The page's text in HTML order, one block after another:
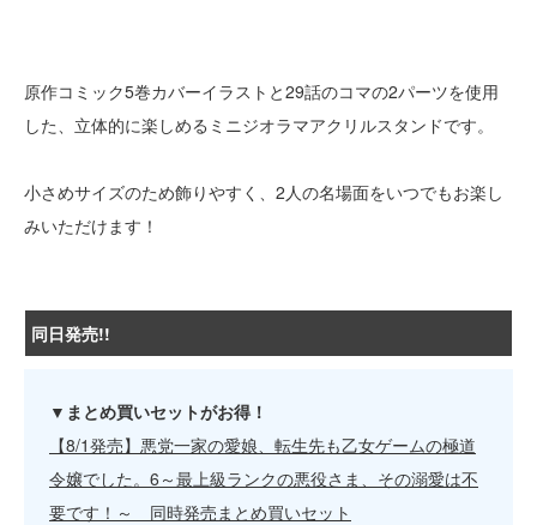
原作コミック5巻カバーイラストと29話のコマの2パーツを使用
した、立体的に楽しめるミニジオラマアクリルスタンドです。
小さめサイズのため飾りやすく、2人の名場面をいつでもお楽し
みいただけます！
同日発売!!
▼まとめ買いセットがお得！
【8/1発売】悪党一家の愛娘、転生先も乙女ゲームの極道
令嬢でした。6～最上級ランクの悪役さま、その溺愛は不
要です！～ 同時発売まとめ買いセット